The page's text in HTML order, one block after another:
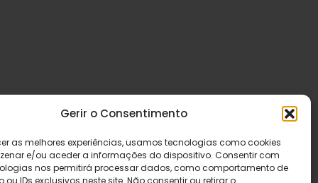
Gerir o Consentimento
as melhores experiências, usamos tecnologias como cookies
e/ou aceder a informações do dispositivo. Consentir com
nos permitirá processar dados, como comportamento de
IDs exclusivos neste site. Não consentir ou retirar o